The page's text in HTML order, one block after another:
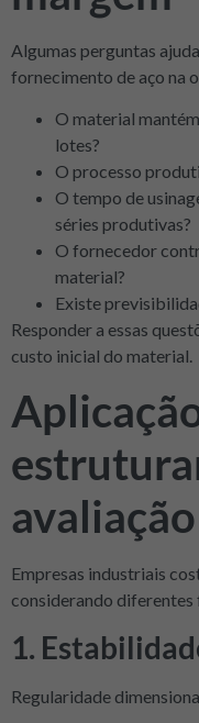
Algumas perguntas
fornecimento de aço na
O material
lotes?
O processo
O tempo de
séries produtivas?
O fornecedor
material?
Existe
Responder a essas
custo inicial do material.
avaliação
Empresas industriais
considerando diferentes
1.
Regularidade